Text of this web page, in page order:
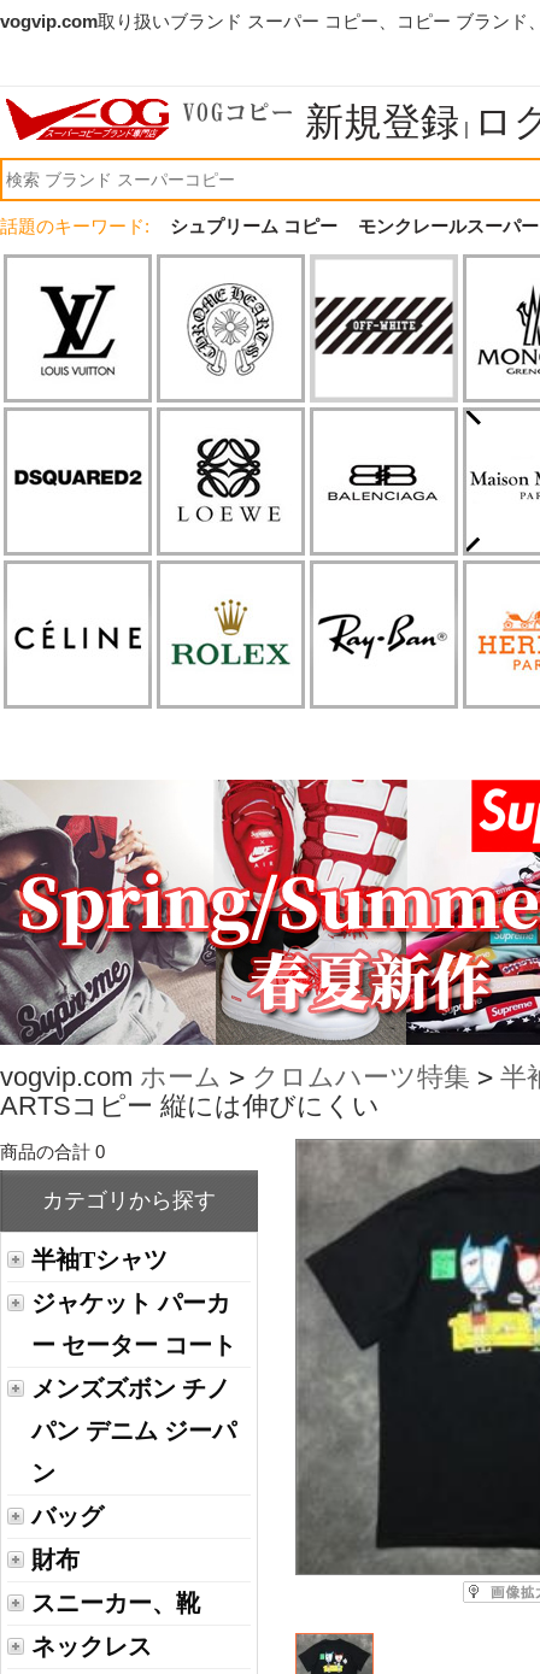
vogvip.com取り扱いブランド スーパー コピー、コピー ブランド
新規登録 | ロ
話題のキーワード: シュプリーム コピー モンクレールスーパ
vogvip.com ホーム > クロムハーツ特集 > 半
ARTSコピー 縦には伸びにくい
商品の合計 0
カテゴリから探す
半袖Tシャツ
ジャケット パーカ
ー セーター コート
メンズズボン チノ
パン デニム ジーパ
ン
バッグ
財布
スニーカー、靴
ネックレス